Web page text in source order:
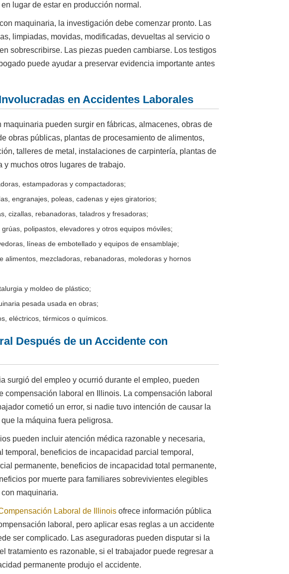
lugar de estar en producción normal.
maquinaria, la investigación debe comenzar pronto. Las
limpiadas, movidas, modificadas, devueltas al servicio o
sobrescribirse. Las piezas pueden cambiarse. Los testigos
puede ayudar a preservar evidencia importante antes
en Accidentes Laborales
maquinaria pueden surgir en fábricas, almacenes, obras de
obras públicas, plantas de procesamiento de alimentos,
talleres de metal, instalaciones de carpintería, plantas de
y muchos otros lugares de trabajo.
estampadoras y compactadoras;
engranajes, poleas, cadenas y ejes giratorios;
cizallas, rebanadoras, taladros y fresadoras;
polipastos, elevadores y otros equipos móviles;
líneas de embotellado y equipos de ensamblaje;
alimentos, mezcladoras, rebanadoras, moledoras y hornos
y moldeo de plástico;
pesada usada en obras;
eléctricos, térmicos o químicos.
Después de un Accidente con
surgió del empleo y ocurrió durante el empleo, pueden
compensación laboral en Illinois. La compensación laboral
cometió un error, si nadie tuvo intención de causar la
la máquina fuera peligrosa.
pueden incluir atención médica razonable y necesaria,
temporal, beneficios de incapacidad parcial temporal,
permanente, beneficios de incapacidad total permanente,
por muerte para familiares sobrevivientes elegibles
maquinaria.
Laboral de Illinois ofrece información pública
laboral, pero aplicar esas reglas a un accidente
ser complicado. Las aseguradoras pueden disputar si la
tratamiento es razonable, si el trabajador puede regresar a
permanente produjo el accidente.